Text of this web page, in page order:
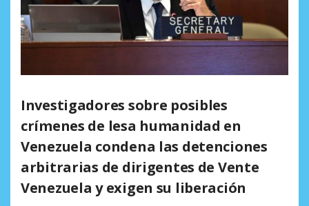
Investigadores sobre posibles
crímenes de lesa humanidad en
Venezuela condena las detenciones
arbitrarias de dirigentes de Vente
Venezuela y exigen su liberación